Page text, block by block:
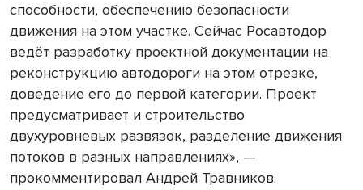
способности, обеспечению безопасности
движения на этом участке. Сейчас Росавтодор
ведёт разработку проектной документации на
реконструкцию автодороги на этом отрезке,
доведение его до первой категории. Проект
предусматривает и строительство
двухуровневых развязок, разделение движения
потоков в разных направлениях», —
прокомментировал Андрей Травников.